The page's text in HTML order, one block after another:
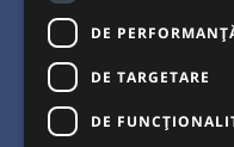
DE
DE TARGETARE
DE